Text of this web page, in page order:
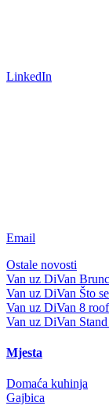
LinkedIn
Email
Ostale novosti
Van uz DiVan
Van uz DiVan Što
Van uz DiVan 8
Van uz DiVan
Mjesta
Domaća kuhinja
Gajbica